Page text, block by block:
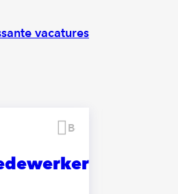
Bewaren
vacatures